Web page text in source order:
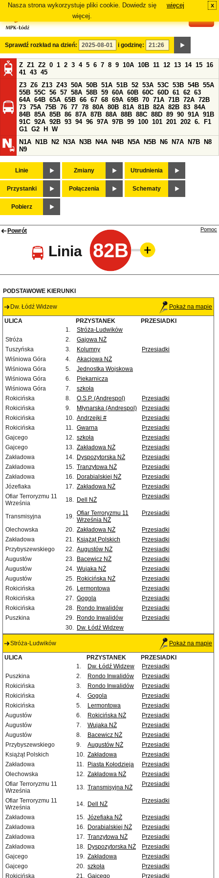
Nasza strona wykorzystuje pliki cookie. Dowiedz się
więcej.
więcej x
Sprawdź rozkład na dzień: i godzinę:
Z Z1 Z2 0 1 2 3 4 5 6 7 8 9 10A 10B 11 12 13 14 15 16
41 43 45
Z3 Z6 Z13 Z43 50A 50B 51A 51B 52 53A 53C 53B 54B 55A
55B 55C 56 57 58A 58B 59 60A 60B 60C 60D 61 62 63
64A 64B 65A 65B 66 67 68 69A 69B 70 71A 71B 72A 72B
73 75A 75B 76 77 78 80A 80B 81A 81B 82A 82B 83 84A
84B 85A 85B 86 87A 87B 88A 88B 88C 88D 89 90 91A 91B
91C 92A 92B 93 94 96 97A 97B 99 100 101 201 202 6.
F1
G1 G2 H
W
N1A
N1B N2 N3A N3B N4A N4B N5A N5B N6 N7A N7B
N8
N9
Linie Zmiany Utrudnienia
Przystanki Połączenia Schematy
Pobierz
Powrót
Linia 82B
Pomoc
PODSTAWOWE KIERUNKI
Dw. Łódź Widzew Pokaż na mapie
ULICA PRZYSTANEK
PRZESIADKI
1.
Stróża-Ludwików
Stróża
2.
Gajowa NŻ
Tuszyńska
3. Kolumny
Przesiadki
Wiśniowa Góra
4.
Akacjowa NŻ
Wiśniowa Góra
5.
Jednostka Wojskowa
Wiśniowa Góra
6.
Piekarnicza
Wiśniowa Góra
7.
szkoła
Rokicińska
8. O.S.P. (Andrespol)
Przesiadki
Rokicińska
9. Młynarska (Andrespol)
Przesiadki
Rokicińska
10. Andrzejki #
Przesiadki
Rokicińska
11. Gwarna
Przesiadki
Gajcego
12. szkoła
Przesiadki
Gajcego
13. Zakładowa NŻ
Przesiadki
Zakładowa
14. Dyspozytorska NŻ
Przesiadki
Zakładowa
15. Tranzytowa NŻ
Przesiadki
Zakładowa
16. Dorabialskiej NŻ
Przesiadki
Józefiaka
17. Zakładowa NŻ
Przesiadki
Ofiar Terroryzmu 11
Września
18. Dell NŻ Przesiadki
Transmisyjna 19. Ofiar Terroryzmu 11
Września NŻ
Przesiadki
Olechowska 20. Zakładowa NŻ
Przesiadki
Zakładowa
21. Książąt Polskich
Przesiadki
Przybyszewskiego
22. Augustów NŻ
Przesiadki
Augustów
23. Bacewicz NŻ
Przesiadki
Augustów
24. Wujaka NŻ
Przesiadki
Augustów
25. Rokicińska NŻ
Przesiadki
Rokicińska
26. Lermontowa
Przesiadki
Rokicińska
27. Gogola
Przesiadki
Rokicińska
28. Rondo Inwalidów
Przesiadki
Puszkina
29. Rondo Inwalidów
Przesiadki
30. Dw. Łódź Widzew
Stróża-Ludwików Pokaż na mapie
ULICA PRZYSTANEK
PRZESIADKI
1.
Dw. Łódź Widzew
Przesiadki
Puszkina
2. Rondo Inwalidów
Przesiadki
Rokicińska
3. Rondo Inwalidów
Przesiadki
Rokicińska
4. Gogola
Przesiadki
Rokicińska
5. Lermontowa
Przesiadki
Augustów
6. Rokicińska NŻ
Przesiadki
Augustów
7. Wujaka NŻ
Przesiadki
Augustów
8. Bacewicz NŻ
Przesiadki
Przybyszewskiego
9. Augustów NŻ
Przesiadki
Książąt Polskich
10. Zakładowa
Przesiadki
Zakładowa
11. Piasta Kołodzieja
Przesiadki
Olechowska
12. Zakładowa NŻ
Przesiadki
Ofiar Terroryzmu 11
Września
13. Transmisyjna NŻ Przesiadki
Ofiar Terroryzmu 11
Września
14. Dell NŻ Przesiadki
Zakładowa 15. Józefiaka NŻ
Przesiadki
Zakładowa
16. Dorabialskiej NŻ
Przesiadki
Zakładowa
17. Tranzytowa NŻ
Przesiadki
Zakładowa
18. Dyspozytorska NŻ
Przesiadki
Gajcego
19. Zakładowa
Przesiadki
Gajcego
20. szkoła
Przesiadki
Rokicińska
21. Gajcego Przesiadki